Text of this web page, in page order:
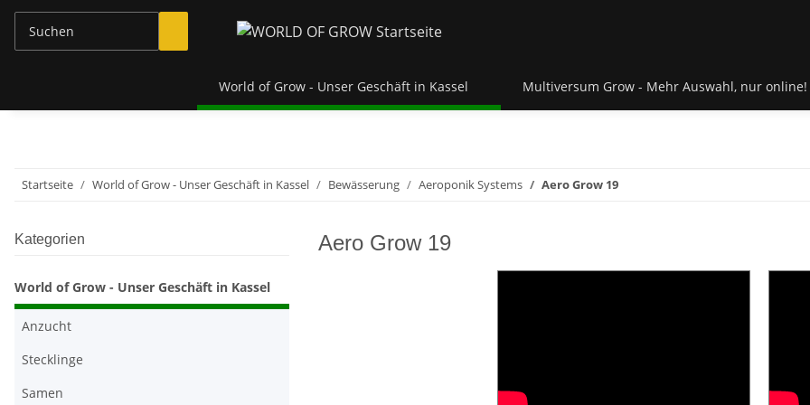
World of Grow - Unser Geschäft in Kassel Multiversum Grow - Mehr Auswahl, nur online!
Startseite World of Grow - Unser Geschäft in Kassel Bewässerung Aeroponik Systems Aero Grow 19
Aero Grow 19
Kategorien
World of Grow - Unser Geschäft in Kassel
Anzucht
Stecklinge
Samen